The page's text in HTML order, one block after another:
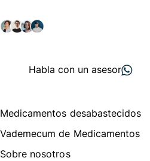
Habla con un asesor
Medicamentos desabastecidos
Vademecum de Medicamentos
Sobre nosotros